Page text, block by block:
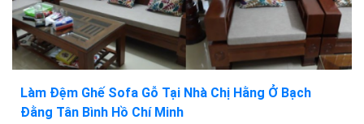
Làm Đệm Ghế Sofa Gỗ Tại Nhà Chị Hằng Ở Bạch
Đằng Tân Bình Hồ Chí Minh